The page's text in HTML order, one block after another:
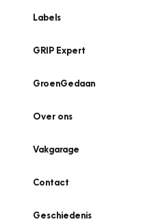
Labels
GRIP Expert
GroenGedaan
Over ons
Vakgarage
Contact
Geschiedenis